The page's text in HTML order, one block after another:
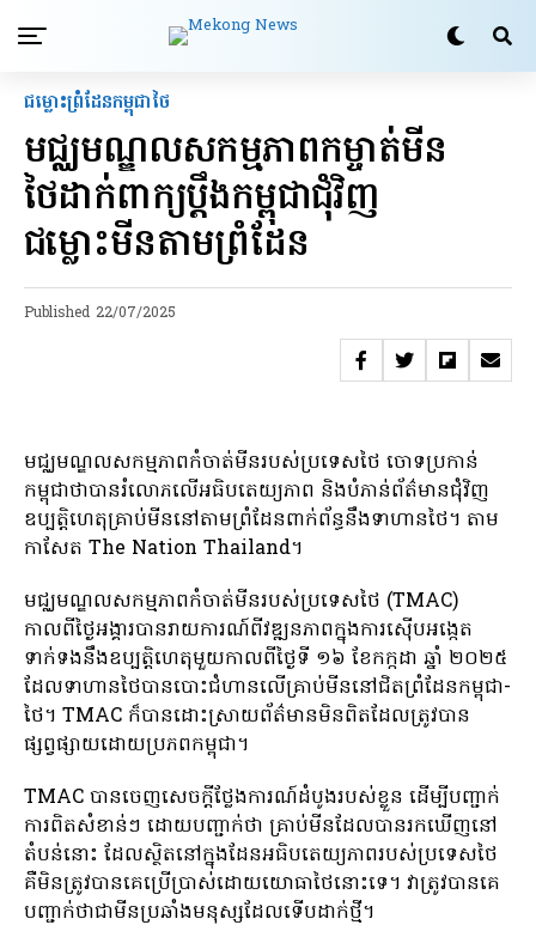
ជម្លោះព្រំដែនកម្ពុជាថៃ
មជ្ឈមណ្ឌល​សកម្មភាព​កម្ចាត់​មីន​
ថៃ​ដាក់​ពាក្យ​ប្តឹង​កម្ពុជា​ជុំវិញ​
ជម្លោះ​មីន​តាម​ព្រំដែន
Published 22/07/2025
មជ្ឈមណ្ឌលសកម្មភាពកំចាត់មីនរបស់ប្រទេសថៃ ចោទប្រកាន់
កម្ពុជាថាបានរំលោភលើអធិបតេយ្យភាព និងបំភាន់ព័ត៌មានជុំវិញ
ឧប្បត្តិហេតុគ្រាប់មីននៅតាមព្រំដែនពាក់ព័ន្ធនឹងទាហានថៃ។ តាម
កាសែត The Nation Thailand។
មជ្ឈមណ្ឌលសកម្មភាពកំចាត់មីនរបស់ប្រទេសថៃ (TMAC)
កាលពីថ្ងៃអង្គារបានរាយការណ៍ពីវឌ្ឍនភាពក្នុងការស៊ើបអង្កេត
ទាក់ទងនឹងឧប្បត្តិហេតុមួយកាលពីថ្ងៃទី ១៦ ខែកក្កដា ឆ្នាំ ២០២៥
ដែលទាហានថៃបានបោះជំហានលើគ្រាប់មីននៅជិតព្រំដែនកម្ពុជា-
ថៃ។ TMAC ក៏​បាន​ដោះស្រាយ​ព័ត៌មាន​មិន​ពិត​ដែល​ត្រូវ​បាន​
ផ្សព្វផ្សាយ​ដោយ​ប្រភព​កម្ពុជា។
TMAC បានចេញសេចក្តីថ្លែងការណ៍ដំបូងរបស់ខ្លួន ដើម្បីបញ្ជាក់
ការពិតសំខាន់ៗ ដោយបញ្ជាក់ថា គ្រាប់មីនដែលបានរកឃើញនៅ
តំបន់នោះ ដែលស្ថិតនៅក្នុងដែនអធិបតេយ្យភាពរបស់ប្រទេសថៃ
គឺមិនត្រូវបានគេប្រើប្រាស់ដោយយោធាថៃនោះទេ។ វា​ត្រូវ​បាន​គេ​
បញ្ជាក់​ថា​ជា​មីន​ប្រឆាំង​មនុស្ស​ដែល​ទើប​ដាក់​ថ្មី​។